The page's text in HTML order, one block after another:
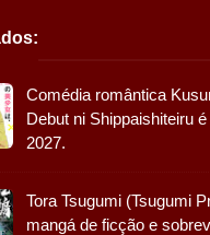
Comédia romântica
Debut ni Shippaishiteiru
2027.
Tora Tsugumi (Tsugumi
mangá de ficção e